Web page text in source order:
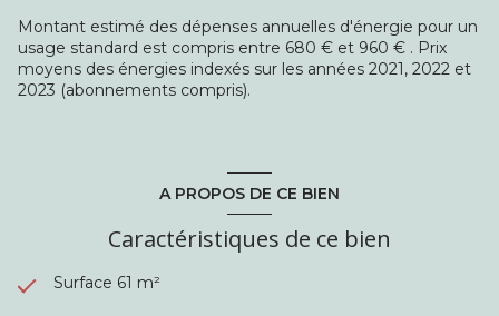
au capital de 1000€, immatriculée au RCS de Bobigny sous
le numéro 823 238 886. Siège social : 3 rue du Onze
Novembre, 93600 Aulnay-sous-Bois.
Montant estimé des dépenses annuelles d'énergie pour un
usage standard est compris entre 680 € et 960 € . Prix
moyens des énergies indexés sur les années 2021, 2022 et
2023 (abonnements compris).
A PROPOS DE CE BIEN
Caractéristiques de ce bien
Surface 61 m²